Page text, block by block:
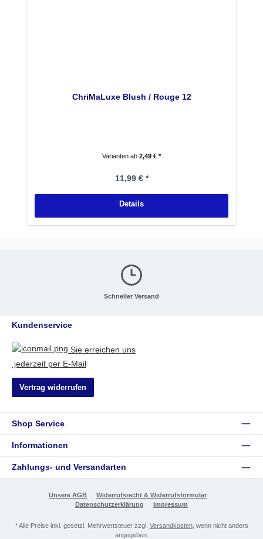
ChriMaLuxe Blush / Rouge 12
Varianten ab 2,49 € *
Regulärer Preis:
11,99 € *
Details
Schneller Versand
Kundenservice
Sie erreichen uns
jederzeit per E-Mail
Vertrag widerrufen
Shop Service
Informationen
Zahlungs- und Versandarten
Unsere AGB
Widerrufsrecht & Widerrufsformular
Datenschutzerklärung
Impressum
* Alle Preise inkl. gesetzl. Mehrwertsteuer zzgl. Versandkosten, wenn nicht anders
angegeben.